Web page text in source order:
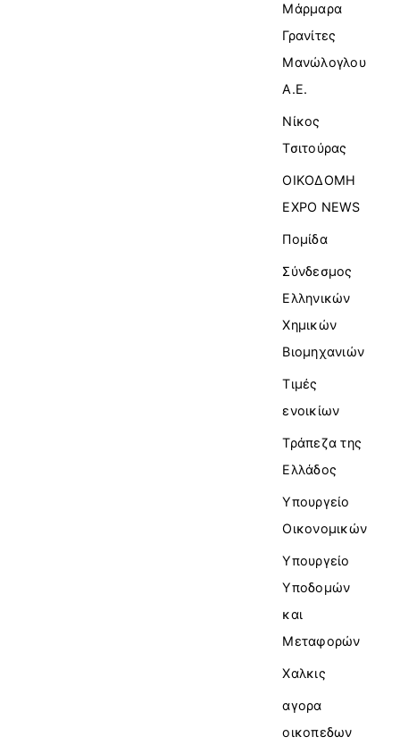
Μάρμαρα
Γρανίτες
Μανώλογλου
Α.Ε.
Νίκος
Τσιτούρας
ΟΙΚΟΔΟΜΗ
EXPO NEWS
Πομίδα
Σύνδεσμος
Ελληνικών
Χημικών
Βιομηχανιών
Τιμές
ενοικίων
Τράπεζα της
Ελλάδος
Υπουργείο
Οικονομικών
Υπουργείο
Υποδομών
και
Μεταφορών
Χαλκις
αγορα
οικοπεδων